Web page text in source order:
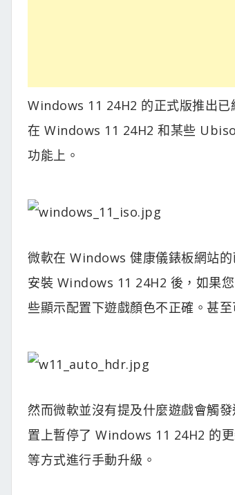
Windows 11 24H2 的正式版推出已
在 Windows 11 24H2 和某些
功能上。
微軟在 Windows 健康儀錶板網站的
安裝 Windows 11 24H2 後，如果
些顯示配置下遊戲顏色不正確。甚
然而微軟並沒有提及什麼遊戲會觸
置上暫停了 Windows 11 24H2 的
等方式進行手動升級。